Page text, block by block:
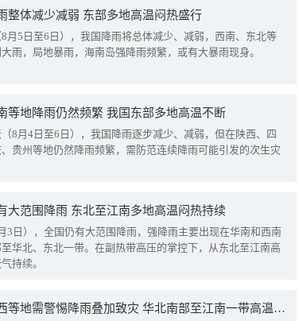
整体减少减弱 东部多地高温闷热盛行
月5日至6日），我国降雨将总体减少、减弱，西南、东北等
雨，局地暴雨，海南岛强降雨频繁，或有大暴雨现身。
等地降雨仍然频繁 我国东部多地高温不断
8月4日至6日），我国降雨逐步减少、减弱，但在陕西、四
贵州等地仍然降雨频繁，需防范连续降雨可能引发的次生灾
大范围降雨 东北至江南多地高温闷热持续
3日），全国仍有大范围降雨，强降雨主要出现在华南和西南
华北、东北一带。在副热带高压的掌控下，从东北至江南高
持续。
四川陕西等地需警惕降雨叠加致灾 华北南部至江南一带高温频现